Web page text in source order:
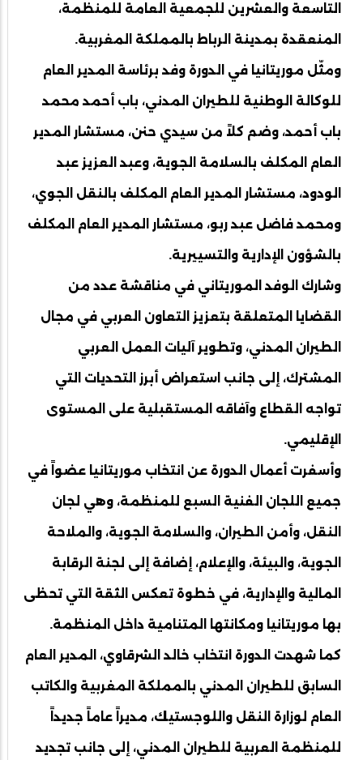
التاسعة والعشرين للجمعية العامة للمنظمة،
المنعقدة بمدينة الرباط بالمملكة المغربية.
ومثّل موريتانيا في الدورة وفد برئاسة المدير العام
للوكالة الوطنية للطيران المدني، باب أحمد محمد
باب أحمد، وضم كلاً من سيدي حنن، مستشار المدير
العام المكلف بالسلامة الجوية، وعبد العزيز عبد
الودود، مستشار المدير العام المكلف بالنقل الجوي،
ومحمد فاضل عبد ربو، مستشار المدير العام المكلف
بالشؤون الإدارية والتسييرية.
وشارك الوفد الموريتاني في مناقشة عدد من
القضايا المتعلقة بتعزيز التعاون العربي في مجال
الطيران المدني، وتطوير آليات العمل العربي
المشترك، إلى جانب استعراض أبرز التحديات التي
تواجه القطاع وآفاقه المستقبلية على المستوى
الإقليمي.
وأسفرت أعمال الدورة عن انتخاب موريتانيا عضواً في
جميع اللجان الفنية السبع للمنظمة، وهي لجان
النقل، وأمن الطيران، والسلامة الجوية، والملاحة
الجوية، والبيئة، والإعلام، إضافة إلى لجنة الرقابة
المالية والإدارية، في خطوة تعكس الثقة التي تحظى
بها موريتانيا ومكانتها المتنامية داخل المنظمة.
كما شهدت الدورة انتخاب خالد الشرقاوي، المدير العام
السابق للطيران المدني بالمملكة المغربية والكاتب
العام لوزارة النقل واللوجستيك، مديراً عاماً جديداً
للمنظمة العربية للطيران المدني، إلى جانب تجديد